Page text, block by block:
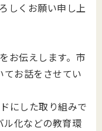
しくお願い申し上
お伝えします。市
お話をさせてい
にした取り組みで
ル化などの教育環